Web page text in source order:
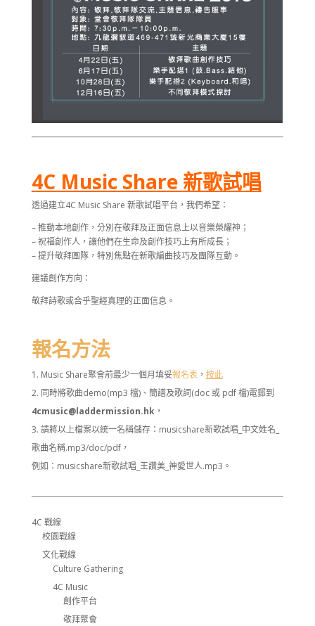
4C Music Share 新歌試唱
透過建立4C Music Share 新歌試唱平台，我們希望：
– 推動本地創作，分別在敬拜及正面信息上以音樂榮耀神；
– 祝福創作人，讓他們在生命及創作技巧上有所成長；
– 提升敬拜團隊，特別焦點在新歌編曲技巧及團隊互動。
建議創作方向：
敬拜詩歌或合乎聖經真理的正面信息。
報名方法
Music Share聚會前最少一個月填妥報名表， 按此
同時將歌曲demo(mp3 檔)、簡譜及歌詞(doc 或 pdf 檔)電郵到
4cmusic@laddermission.hk，
請將以上檔案以統一名稱儲存：musicshare新歌試唱_中文姓名_
歌曲名稱.mp3/doc/pdf，
例如：musicshare新歌試唱_王讚美_神愛世人.mp3。
4C 戰線
校園戰線
文化戰線
Culture Gathering
4C Music
創作平台
敬拜聚會